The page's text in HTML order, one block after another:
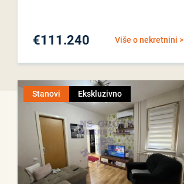
Više o nekretnini >
€111.240
Stanovi Ekskluzivno